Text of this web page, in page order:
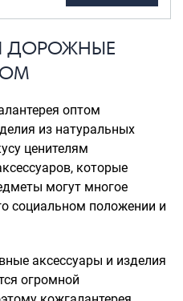
ДОРОЖНЫЕ
оптом
из натуральных
ценителям
которые
могут многое
социальном положении и
аксессуары и изделия
огромной